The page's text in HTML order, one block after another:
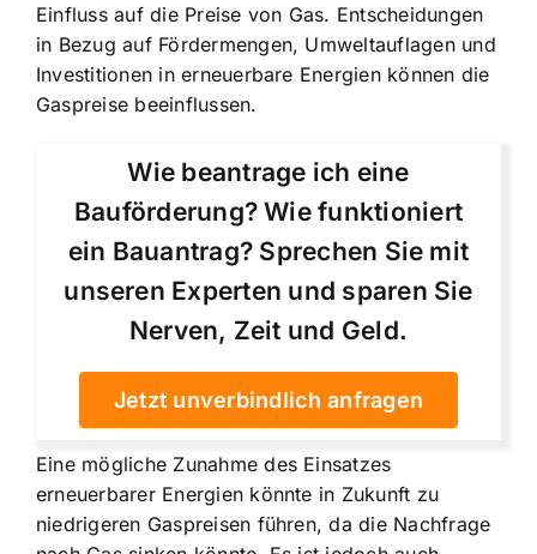
Einfluss auf die Preise von Gas. Entscheidungen
in Bezug auf Fördermengen, Umweltauflagen und
Investitionen in erneuerbare Energien können die
Gaspreise beeinflussen.
Wie beantrage ich eine
Bauförderung? Wie funktioniert
ein Bauantrag? Sprechen Sie mit
unseren Experten und sparen Sie
Nerven, Zeit und Geld.
Jetzt unverbindlich anfragen
Eine mögliche Zunahme des Einsatzes
erneuerbarer Energien könnte in Zukunft zu
niedrigeren Gaspreisen führen, da die Nachfrage